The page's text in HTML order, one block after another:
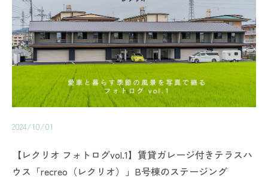
2024/10/01
【レクリオ フォトログvol.1】賃貸ガレージ付きテラスハ
ウス「recreo（レクリオ）」B号棟のステージング